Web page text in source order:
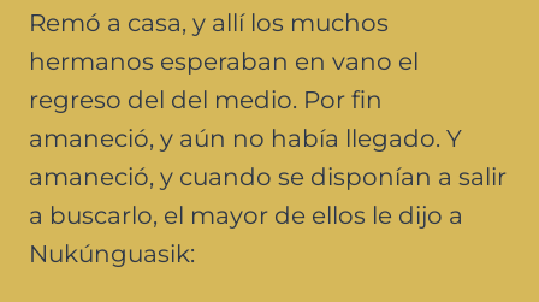
Remó a casa, y allí los muchos
hermanos esperaban en vano el
regreso del del medio. Por fin
amaneció, y aún no había llegado. Y
amaneció, y cuando se disponían a salir
a buscarlo, el mayor de ellos le dijo a
Nukúnguasik: